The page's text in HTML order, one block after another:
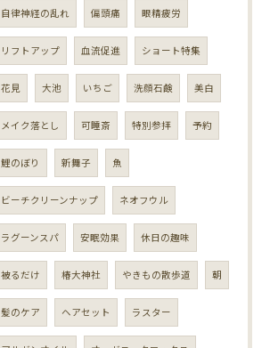
自律神経の乱れ 偏頭痛 眼精疲労
リフトアップ 血流促進 ショート特集
花見 大池 いちご 洗顔石鹸 美白
メイク落とし 可睡斎 特別参拝 予約
鯉のぼり 新舞子 魚
ビーチクリーンナップ ネオフウル
ラグーンスパ 安眠効果 休日の趣味
被るだけ 椿大神社 やきもの散歩道 朝
髪のケア ヘアセット ラスター